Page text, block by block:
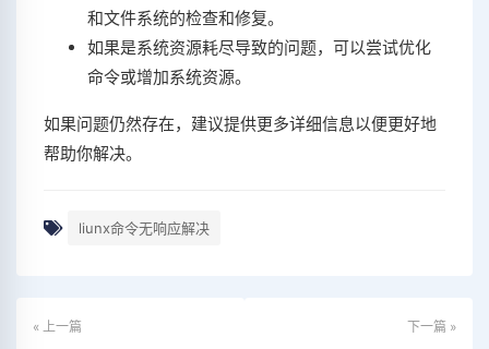
和文件系统的检查和修复。
如果是系统资源耗尽导致的问题，可以尝试优化
命令或增加系统资源。
如果问题仍然存在，建议提供更多详细信息以便更好地
帮助你解决。
liunx命令无响应解决
« 上一篇 下一篇 »